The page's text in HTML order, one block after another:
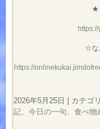
★
☆な
https://
2026年5月25日 カテゴ
記、今日の一句、食べ物